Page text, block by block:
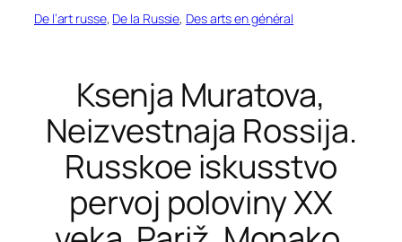
De l’art russe, De la Russie, Des arts en général
Ksenja Muratova,
Neizvestnaja Rossija.
Russkoe iskusstvo
pervoj poloviny XX